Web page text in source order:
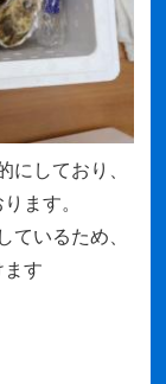
にしており、
ます。
いるため、
す